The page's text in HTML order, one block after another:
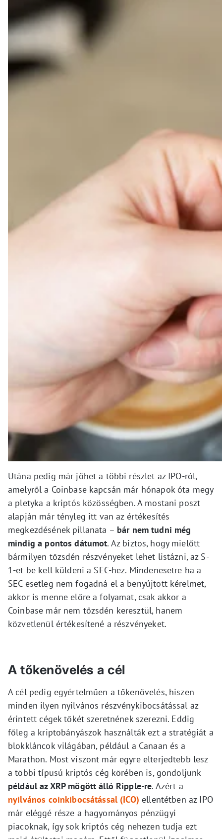
Utána pedig már jöhet a többi részlet az IPO-ról,
amelyről a Coinbase kapcsán már hónapok óta megy
a pletyka a kriptós közösségben. A mostani poszt
alapján már tényleg itt van az értékesítés
megkezdésének pillanata – bár nem tudni még
mindig a pontos dátumot. Az biztos, hogy mielőtt
bármilyen tőzsdén részvényeket lehet listázni, az S-
1-et be kell küldeni a SEC-hez. Mindenesetre ha a
SEC esetleg nem fogadná el a benyújtott kérelmet,
akkor is menne előre a folyamat, csak akkor a
Coinbase már nem tőzsdén keresztül, hanem
közvetlenül értékesítené a részvényeket.
A tőkenövelés a cél
A cél pedig egyértelműen a tőkenövelés, hiszen
minden ilyen nyilvános részvénykibocsátással az
érintett cégek tőkét szeretnének szerezni. Eddig
főleg a kriptobányászok használták ezt a stratégiát a
blokkláncok világában, például a Canaan és a
Marathon. Most viszont már egyre elterjedtebb lesz
a többi típusú kriptós cég körében is, gondoljunk
például az XRP mögött álló Ripple-re. Azért a
nyilvános coinkibocsátással (ICO) ellentétben az IPO
már eléggé része a hagyományos pénzügyi
piacoknak, így sok kriptós cég nehezen tudja ezt